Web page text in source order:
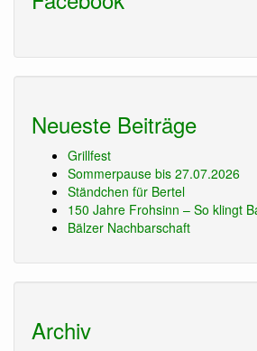
Neueste Beiträge
Grillfest
Sommerpause bis 27.07.2026
Ständchen für Bertel
150 Jahre Frohsinn – So klingt
Bälzer Nachbarschaft
Archiv